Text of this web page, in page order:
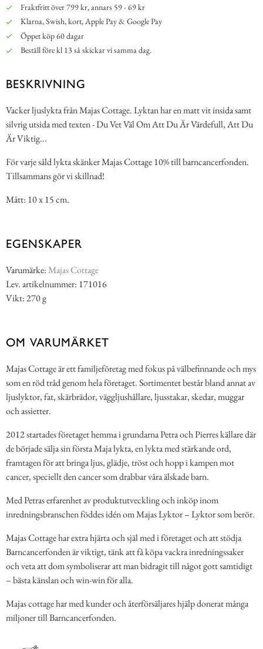
Fraktfritt över 799 kr, annars 59 - 69 kr
Klarna, Swish, kort, Apple Pay & Google Pay
Öppet köp 60 dagar
Beställ före kl 13 så skickar vi samma dag.
BESKRIVNING
Vacker ljuslykta från Majas Cottage. Lyktan har en matt vit insida samt
silvrig utsida med texten - Du Vet Väl Om Att Du Är Värdefull, Att Du
Är Viktig...
För varje såld lykta skänker Majas Cottage 10% till barncancerfonden.
Tillsammans gör vi skillnad!
Mått: 10 x 15 cm.
EGENSKAPER
Varumärke:Majas Cottage
Lev. artikelnummer: 171016
Vikt: 270 g
OM VARUMÄRKET
Majas Cottage är ett familjeföretag med fokus på välbefinnande och mys
som en röd tråd genom hela företaget. Sortimentet består bland annat av
ljuslyktor, fat, skärbrädor, väggljushållare, ljusstakar, skedar, muggar
och assietter.
2012 startades företaget hemma i grundarna Petra och Pierres källare där
de började sälja sin första Maja lykta, en lykta med stärkande ord,
framtagen för att bringa ljus, glädje, tröst och hopp i kampen mot
cancer, speciellt den cancer som drabbar våra älskade barn.
Med Petras erfarenhet av produktutveckling och inköp inom
inredningsbranschen föddes idén om Majas Lyktor – Lyktor som berör.
Majas Cottage har extra hjärta och själ med i företaget och att stödja
Barncancerfonden är viktigt, tänk att få köpa vackra inredningssaker
och veta att dom symboliserar att man bidragit till något gott samtidigt
– bästa känslan och win-win för alla.
Majas cottage har med kunder och återförsäljares hjälp donerat många
miljoner till Barncancerfonden.